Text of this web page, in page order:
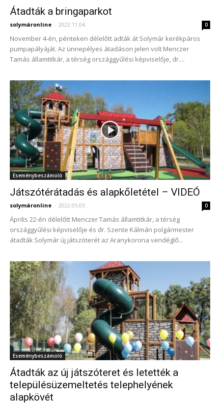
Átadták a bringaparkot
solymáronline - 2022.11.04. 0
November 4-én, pénteken délelőtt adták át Solymár kerékpáros
pumpapályáját. Az ünnepélyes átadáson jelen volt Menczer
Tamás államtitkár, a térség országgyűlési képviselője, dr....
Eseménybeszámoló
Játszótérátadás és alapkőletétel – VIDEÓ
solymáronline - 2022.05.03. 0
Április 22-én délelőtt Menczer Tamás államtitkár, a térség
országgyűlési képviselője és dr. Szente Kálmán polgármester
átadták Solymár új játszóterét az Aranykorona vendéglő...
Eseménybeszámoló
Átadták az új játszóteret és letették a
településüzemeltetés telephelyének
alapkövét